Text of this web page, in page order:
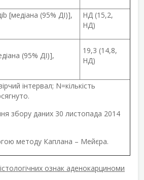
b [медіана (95% ДІ)],
НД (15,2,
НД)
(95% ДІ)],
19,3 (14,8,
НД)
інтервал; N=кількість
збору даних 30 листопада 2014
методу Каплана – Мейєра.
ознак аденокарциноми